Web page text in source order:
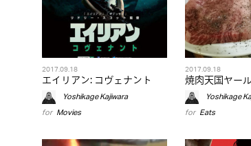
2017.09.18
エイリアン: コヴェナント
Yoshikage Kajiwara
for Movies
2017.09.18
焼肉天国ヤー
Yoshikage
for Eats